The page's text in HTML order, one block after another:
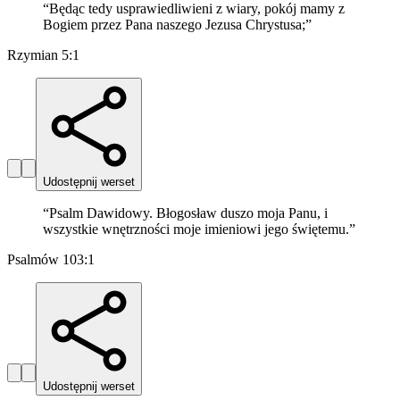
“Będąc tedy usprawiedliwieni z wiary, pokój mamy z
Bogiem przez Pana naszego Jezusa Chrystusa;”
Rzymian 5:1
Udostępnij werset
“Psalm Dawidowy. Błogosław duszo moja Panu, i
wszystkie wnętrzności moje imieniowi jego świętemu.”
Psalmów 103:1
Udostępnij werset